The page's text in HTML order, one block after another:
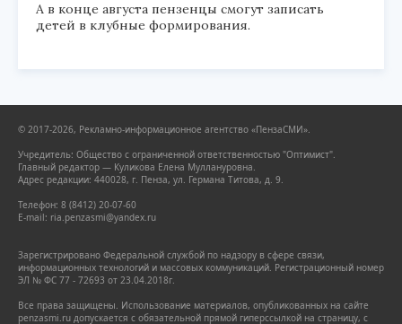
А в конце августа пензенцы смогут записать
детей в клубные формирования.
© 2017-2026, Рекламно-информационное агентство «ПензаСМИ».
Учредитель: Общество с ограниченной ответственностью "Оптимист".
Главный редактор — Куликова Елена Муллануровна.
Адрес редакции: 440028, г. Пенза, ул. Германа Титова, д. 9.
Телефон: 8 (8412) 20-07-60
E-mail: ria.penzasmi@yandex.ru
Зарегистрировано Федеральной службой по надзору в сфере связи,
информационных технологий и массовых коммуникаций. Регистрационный номер
ЭЛ № ФС 77 - 72693 от 23.04.2018г.
Все права защищены. Использование материалов, опубликованных на сайте
penzasmi.ru допускается с обязательной прямой гиперссылкой на страницу, с